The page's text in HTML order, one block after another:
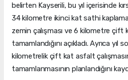
belirten Kayserili, bu yıl içerisinde
34 kilometre ikinci kat sathi
zemin çalışması ve 6 kilometre çift
tamamlandığını açıkladı. Ayrıca yıl
kilometrelik çift kat asfalt
tamamlanmasının planlandığını